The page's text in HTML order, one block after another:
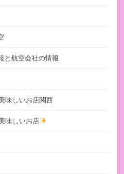
と航空会社の情報
味しいお店関西
味しいお店